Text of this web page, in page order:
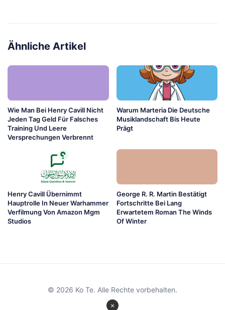
Ähnliche Artikel
Wie Man Bei Henry Cavill Nicht
Jeden Tag Geld Für Falsches
Training Und Leere
Versprechungen Verbrennt
Warum Marteria Die Deutsche
Musiklandschaft Bis Heute
Prägt
Henry Cavill Übernimmt
Hauptrolle In Neuer Warhammer
Verfilmung Von Amazon Mgm
Studios
George R. R. Martin Bestätigt
Fortschritte Bei Lang
Erwartetem Roman The Winds
Of Winter
×
© 2026 Ko Te. Alle Rechte vorbehalten.